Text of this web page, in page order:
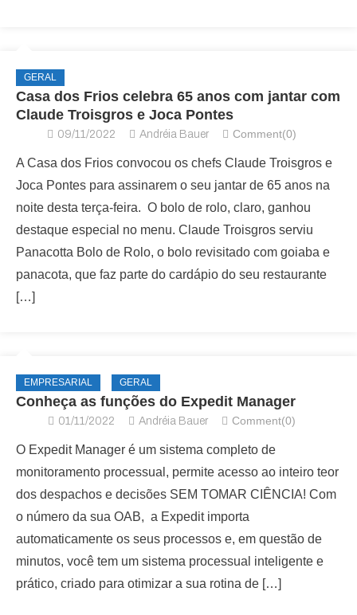
GERAL
Casa dos Frios celebra 65 anos com jantar com
Claude Troisgros e Joca Pontes
09/11/2022 Andréia Bauer Comment(0)
A Casa dos Frios convocou os chefs Claude Troisgros e
Joca Pontes para assinarem o seu jantar de 65 anos na
noite desta terça-feira. O bolo de rolo, claro, ganhou
destaque especial no menu. Claude Troisgros serviu
Panacotta Bolo de Rolo, o bolo revisitado com goiaba e
panacota, que faz parte do cardápio do seu restaurante
[…]
EMPRESARIAL GERAL
Conheça as funções do Expedit Manager
01/11/2022 Andréia Bauer Comment(0)
O Expedit Manager é um sistema completo de
monitoramento processual, permite acesso ao inteiro teor
dos despachos e decisões SEM TOMAR CIÊNCIA! Com
o número da sua OAB, a Expedit importa
automaticamente os seus processos e, em questão de
minutos, você tem um sistema processual inteligente e
prático, criado para otimizar a sua rotina de […]